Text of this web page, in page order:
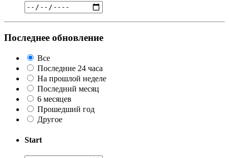
Последнее обновление
Все
Последние 24 часа
На прошлой неделе
Последний месяц
6 месяцев
Прошедший год
Другое
Start